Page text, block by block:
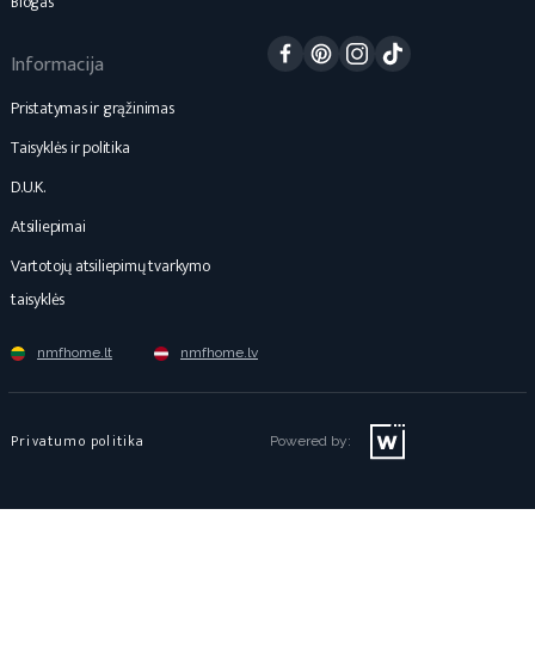
Informacija
Pristatymas ir grąžinimas
Taisyklės ir politika
D.U.K.
Atsiliepimai
Vartotojų atsiliepimų tvarkymo
taisyklės
FacebookPinterestInstagram
nmfhome.lt nmfhome.lv
Privatumo politika Powered by: